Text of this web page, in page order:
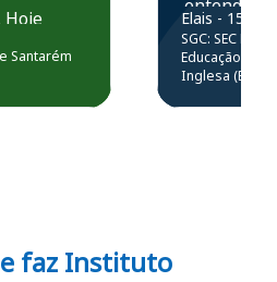
Hoje
Santarém
entender e
prática
resolução
questões.”
Elais - 15/07/
SGC: SEC BA
Educação
Inglesa (Edital
faz Instituto